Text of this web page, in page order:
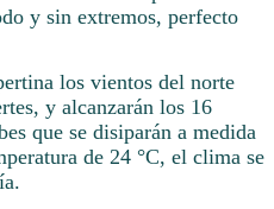
y sin extremos, perfecto
los vientos del norte
y alcanzarán los 16
que se disiparán a medida
de 24 °C, el clima se